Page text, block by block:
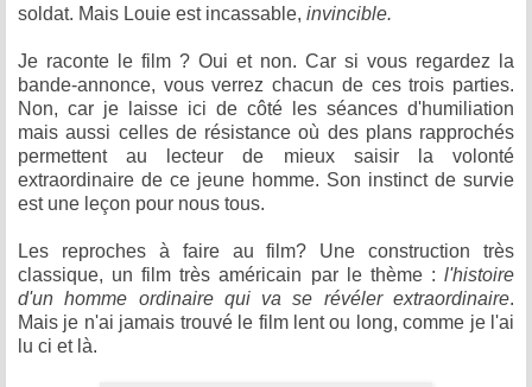
soldat. Mais Louie est incassable, invincible.
Je raconte le film ? Oui et non. Car si vous regardez la
bande-annonce, vous verrez chacun de ces trois parties.
Non, car je laisse ici de côté les séances d'humiliation
mais aussi celles de résistance où des plans rapprochés
permettent au lecteur de mieux saisir la volonté
extraordinaire de ce jeune homme. Son instinct de survie
est une leçon pour nous tous.
Les reproches à faire au film? Une construction très
classique, un film très américain par le thème : l'histoire
d'un homme ordinaire qui va se révéler extraordinaire.
Mais je n'ai jamais trouvé le film lent ou long, comme je l'ai
lu ci et là.